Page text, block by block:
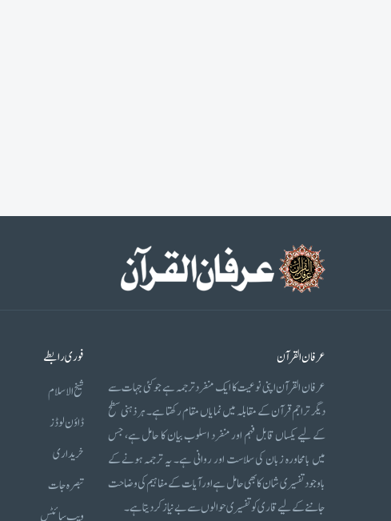
عرفان القرآن
عرفان القرآن اپنی نوعیت کا ایک منفرد ترجمہ ہے جو کئی جہات سے
دیگر تراجم قرآن کے مقابلہ میں نمایاں مقام رکھتا ہے۔ ہر ذہنی سطح
کے لیے یکساں قابل فہم اور منفرد اسلوب بیان کا حامل ہے، جس
میں بامحاورہ زبان کی سلاست اور روانی ہے۔ یہ ترجمہ ہونے کے
باوجود تفسیری شان کا بھی حامل ہے اور آیات کے مفاہیم کی وضاحت
جاننے کے لیے قاری کو تفسیری حوالوں سے بے نیاز کر دیتا ہے۔
فوری رابطے
شیخ الاسلام
ڈاؤن لوڈز
خریداری
تبصرہ جات
ویب سائٹس